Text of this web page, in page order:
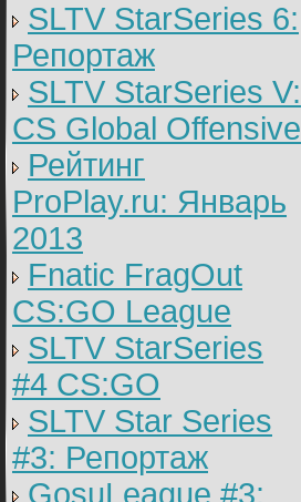
SLTV StarSeries 6:
Репортаж
SLTV StarSeries V:
CS Global Offensive
Рейтинг
ProPlay.ru: Январь
2013
Fnatic FragOut
CS:GO League
SLTV StarSeries
#4 CS:GO
SLTV Star Series
#3: Репортаж
GosuLeague #3: